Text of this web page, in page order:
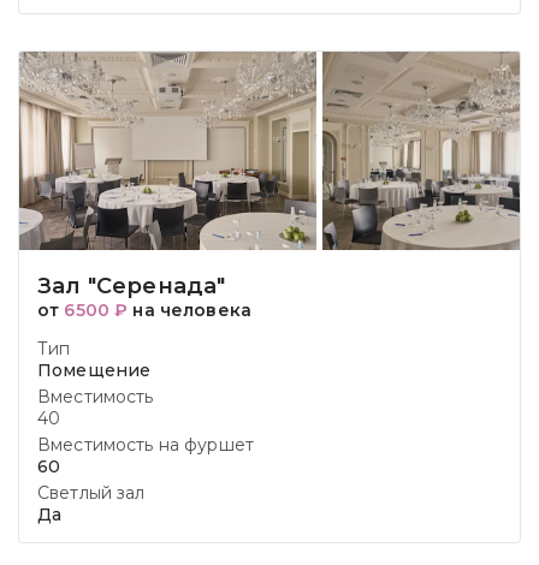
Зал "Серенада"
от 6500 ₽ на человека
Тип
Помещение
Вместимость
40
Вместимость на фуршет
60
Светлый зал
Да